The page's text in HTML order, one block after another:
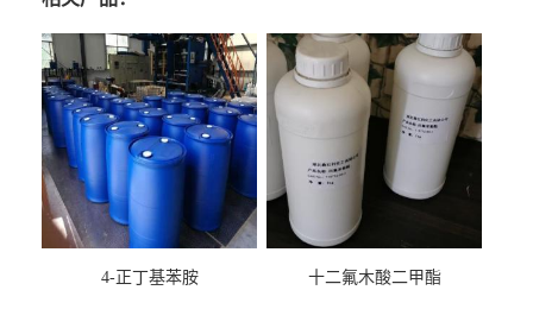
4-正丁基苯胺 十二氟木酸二甲酯